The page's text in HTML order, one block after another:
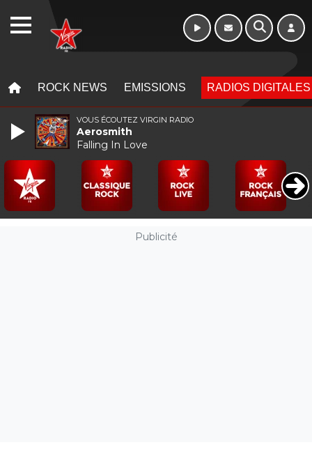
ROCK NEWS EMISSIONS RADIOS DIGITALES
Publicité
VOUS ÉCOUTEZ VIRGIN RADIO
Aerosmith
Falling In Love
WEBRADIO